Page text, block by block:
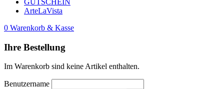
GUTSCHEIN
ArteLaVista
0 Warenkorb & Kasse
Ihre Bestellung
Im Warenkorb sind keine Artikel enthalten.
Benutzername